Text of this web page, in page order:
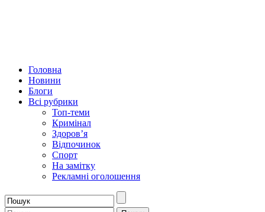
Головна
Новини
Блоги
Всі рубрики
Топ-теми
Кримінал
Здоров’я
Відпочинок
Спорт
На замітку
Рекламні оголошення